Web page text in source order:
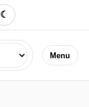
☾
Menu
Jazyk